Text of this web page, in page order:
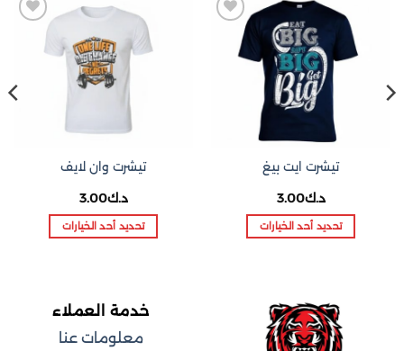
wishlist
تيشرت ايت بيغ
د.ك3.00
تحديد أحد الخيارات
الأشكال
المختلفة
لهذا
wishlist
تيشرت وان لايف
د.ك3.00
تحديد أحد الخيارات
الأشكال
لهذا
خدمة العملاء
معلومات عنا